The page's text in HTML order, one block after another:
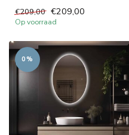
is ontworpen voor wie ruimte,
comfort en...
€209,00 €209,00
Op voorraad
0%